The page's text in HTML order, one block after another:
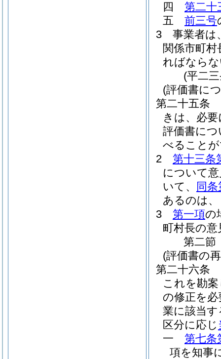
四
第二十
五
前三号
3
事業者は
関係市町
ればなら
(平二
(評価書に
第二十五条
きは、必
評価書に
べること
2
第十三条
について
いて、
同
あるのは
3
第一項の
町村長の
第二節
(評価書の
第二十六条
これを勘
の修正を
業に該当
区分に応じ
一
第七条
項を知事